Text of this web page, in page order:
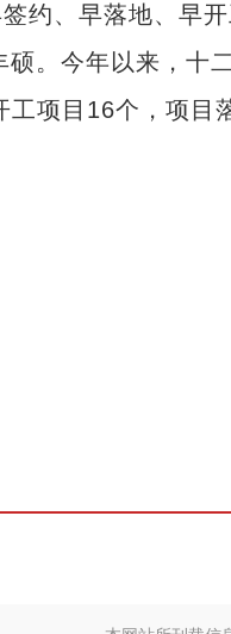
约、早落地、早
今年以来，十
项目16个，项目